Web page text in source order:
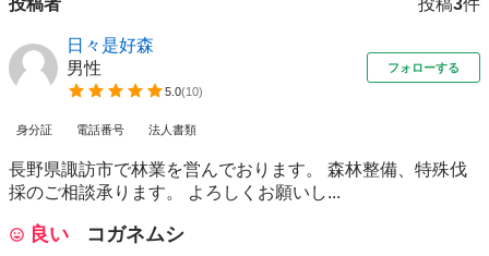
投稿者 投稿3件
日々是好森
男性
5.0(10)
フォローする
身分証 電話番号 法人書類
長野県諏訪市で林業を営んでおります。 森林整備、特殊伐
採のご相談承ります。 よろしくお願いし...
良い コガネムシ